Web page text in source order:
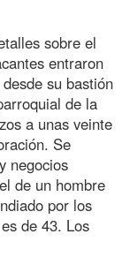
sobre el
entraron
su bastión
de la
a unas veinte
Se
negocios
de un hombre
por los
de 43. Los